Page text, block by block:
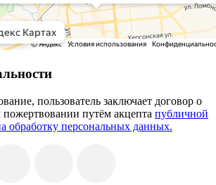
пользователь заключает договор о
пожертвовании путём акцепта публичной
обработку персональных данных.